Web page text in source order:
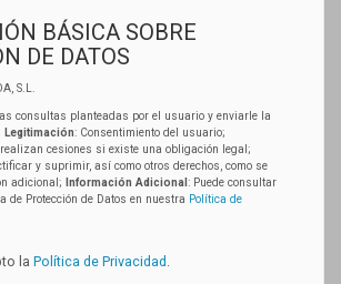
BÁSICA SOBRE
DE DATOS
S.L.
consultas planteadas por el usuario y enviarle la
Legitimación: Consentimiento del usuario;
realizan cesiones si existe una obligación legal;
y suprimir, así como otros derechos, como se
adicional;
Información Adicional : Puede consultar
de Protección de Datos en nuestra Política de
la Política de Privacidad